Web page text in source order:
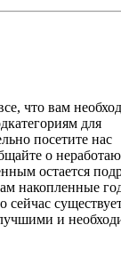
что вам
для
посетите нас
о
остается
накопленные
лучшими и